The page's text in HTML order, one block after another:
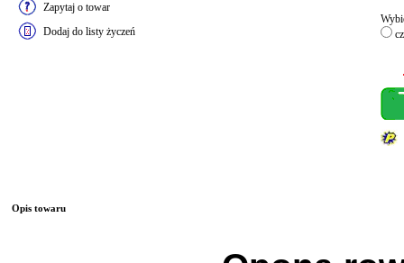
Zapytaj o towar
Dodaj do listy życzeń
Opis towaru